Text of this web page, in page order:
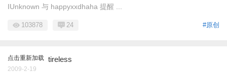
IUnknown 与 happyxxdhaha 提醒 ...
#原创
103878 24
点击重新加载 tireless
2009-2-19